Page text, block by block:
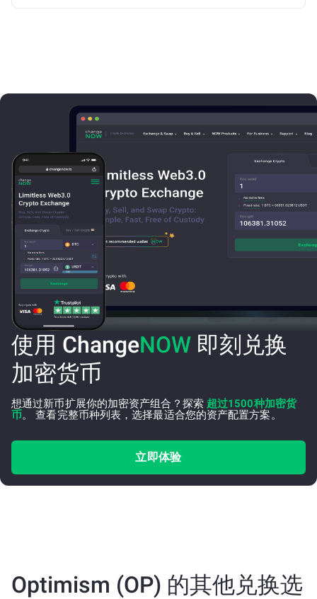
使用 ChangeNOW 即刻兑换
加密货币
想通过新币扩展你的加密资产组合？探索 超过1500种加密货
币。 查看完整币种列表，选择最适合您的资产配置方案。
立即体验
Optimism (OP) 的其他兑换选